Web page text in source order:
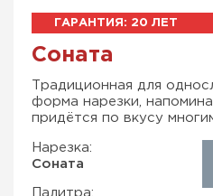
Соната
Традиционная для
форма нарезки,
придётся по вкусу
Нарезка:
Соната
Палитра: